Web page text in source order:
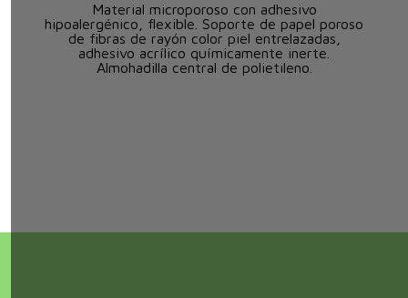
Material microporoso con adhesivo
hipoalergénico, flexible. Soporte de papel poroso
de fibras de rayón color piel entrelazadas,
adhesivo acrílico químicamente inerte.
Almohadilla central de polietileno.